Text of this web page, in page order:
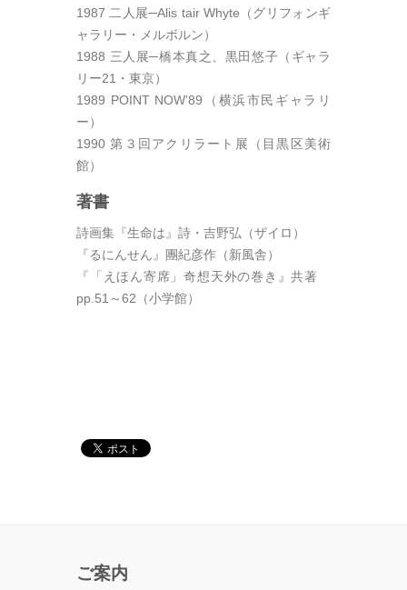
1987 二人展─Alis tair Whyte（グリフォンギ
ャラリー・メルボルン）
1988 三人展─橋本真之、黒田悠子（ギャラ
リー21・東京）
1989 POINT NOW’89（横浜市民ギャラリ
ー）
1990 第３回アクリラート展（目黒区美術
館）
著書
詩画集『生命は』詩・吉野弘（ザイロ）
『るにんせん』團紀彦作（新風舎）
『「えほん寄席」奇想天外の巻き』共著
pp.51～62（小学館）
ご案内